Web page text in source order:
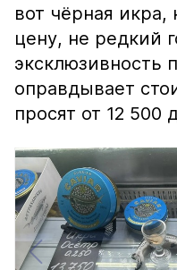
вот чёрная
цену, не редкий
эксклюзивность
оправдывает
просят от 12 500